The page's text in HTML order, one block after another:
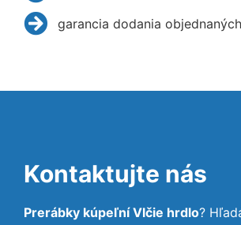
garancia dodania
Kontaktujte nás
Prerábky kúpeľní Vlčie hrdlo?